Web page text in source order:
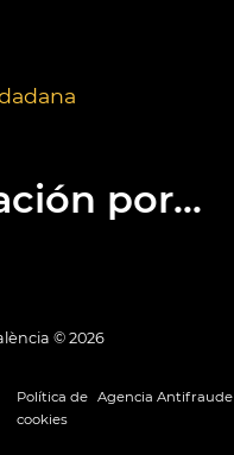
por...
© 2026
Política de
cookies
Agencia Antifraude